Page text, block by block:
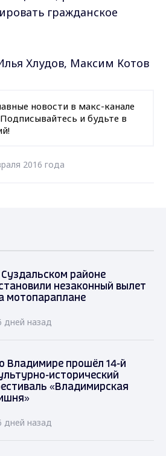
гражданское
Хлудов, Максим Котов
новости в макс-канале
и будьте в
2016 года
Суздальском районе
незаконный вылет
мотопараплане
дней назад
Владимире прошёл 14-й
исторический
«Владимирская
дней назад